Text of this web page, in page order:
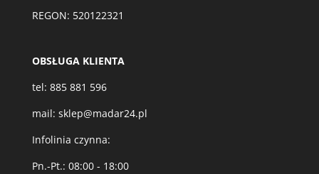
REGON: 520122321
OBSŁUGA KLIENTA
tel: 885 881 596
mail: sklep@madar24.pl
Infolinia czynna:
Pn.-Pt.: 08:00 - 18:00